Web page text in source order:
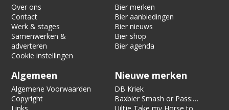
Over ons
Contact
Werk & stages
Samenwerken &
adverteren
Cookie instellingen
Bier merken
Bier aanbiedingen
Bier nieuws
Bier shop
Bier agenda
Algemeen
Algemene Voorwaarden
Copyright
Links
Nieuwe merken
DB Kriek
Baxbier Smash or Pass:
Strata
Uiltje Take my Horse to